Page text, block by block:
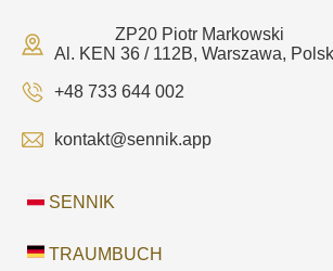
ZP20 Piotr Markowski
Al. KEN 36 / 112B, Warszawa,
+48 733 644 002
kontakt@sennik.app
SENNIK
TRAUMBUCH